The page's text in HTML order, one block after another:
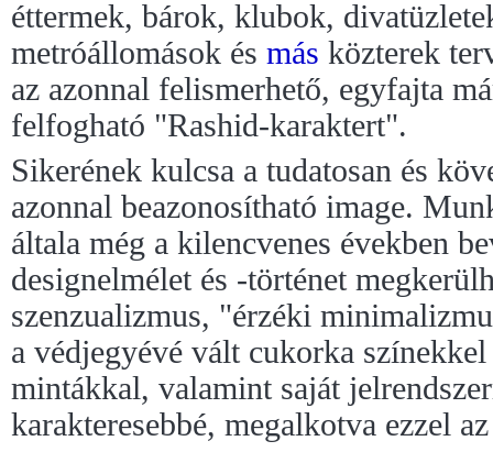
éttermek, bárok, klubok,
metróállomások és más közterek
az azonnal felismerhető, egyfajta
felfogható "Rashid-karaktert".
Sikerének kulcsa a tudatosan és
azonnal beazonosítható image.
általa még a kilencvenes években
designelmélet és -történet
szenzualizmus, "érzéki
a védjegyévé vált cukorka
mintákkal, valamint saját
karakteresebbé, megalkotva ezzel